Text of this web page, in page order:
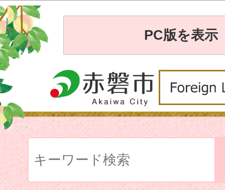
PC版を表示